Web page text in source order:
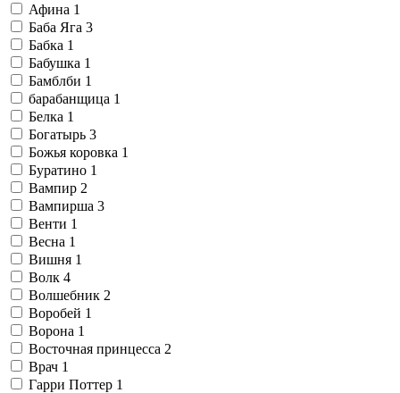
Афина 1
Баба Яга 3
Бабка 1
Бабушка 1
Бамблби 1
барабанщица 1
Белка 1
Богатырь 3
Божья коровка 1
Буратино 1
Вампир 2
Вампирша 3
Венти 1
Весна 1
Вишня 1
Волк 4
Волшебник 2
Воробей 1
Ворона 1
Восточная принцесса 2
Врач 1
Гарри Поттер 1